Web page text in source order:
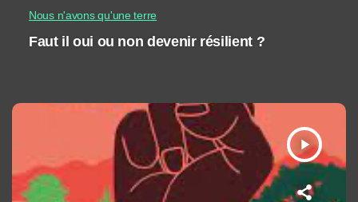
Nous n'avons qu'une terre
Faut il oui ou non devenir résilient ?
play_arrow